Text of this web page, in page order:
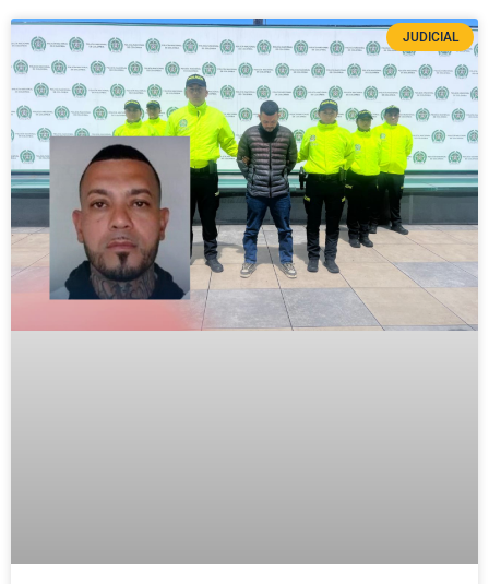
JUDICIAL